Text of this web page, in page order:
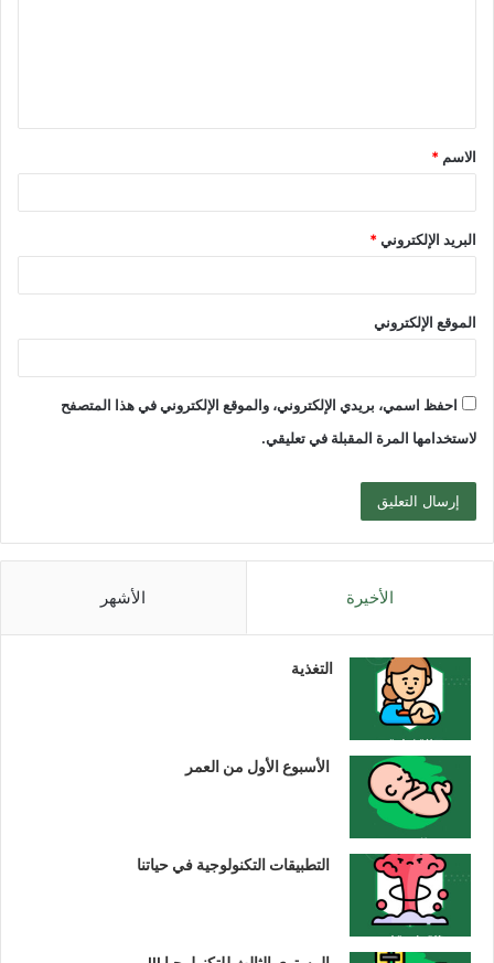
ق
*
الاسم *
البريد الإلكتروني*
الموقع الإلكتروني
احفظ اسمي، بريدي الإلكتروني، والموقع الإلكتروني في هذا المتصفح
لاستخدامها المرة المقبلة في تعليقي.
الأخيرة الأشهر
التغذية
الأسبوع الأول من العمر
التطبيقات التكنولوجية في حياتنا